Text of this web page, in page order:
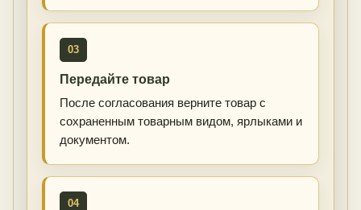
03
Передайте товар
После согласования верните товар с
сохраненным товарным видом, ярлыками и
документом.
04